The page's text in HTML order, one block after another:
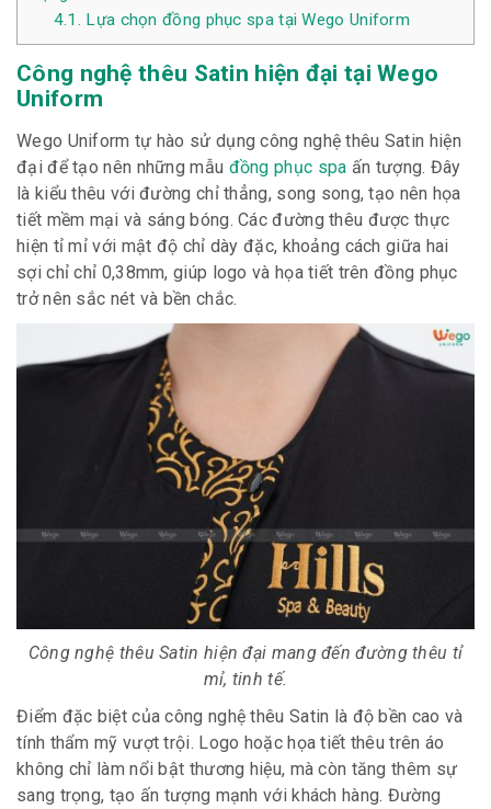
4.1. Lựa chọn đồng phục spa tại Wego Uniform
Công nghệ thêu Satin hiện đại tại Wego
Uniform
Wego Uniform tự hào sử dụng công nghệ thêu Satin hiện
đại để tạo nên những mẫu đồng phục spa ấn tượng. Đây
là kiểu thêu với đường chỉ thẳng, song song, tạo nên họa
tiết mềm mại và sáng bóng. Các đường thêu được thực
hiện tỉ mỉ với mật độ chỉ dày đặc, khoảng cách giữa hai
sợi chỉ chỉ 0,38mm, giúp logo và họa tiết trên đồng phục
trở nên sắc nét và bền chắc.
Công nghệ thêu Satin hiện đại mang đến đường thêu tỉ
mỉ, tinh tế.
Điểm đặc biệt của công nghệ thêu Satin là độ bền cao và
tính thẩm mỹ vượt trội. Logo hoặc họa tiết thêu trên áo
không chỉ làm nổi bật thương hiệu, mà còn tăng thêm sự
sang trọng, tạo ấn tượng mạnh với khách hàng. Đường